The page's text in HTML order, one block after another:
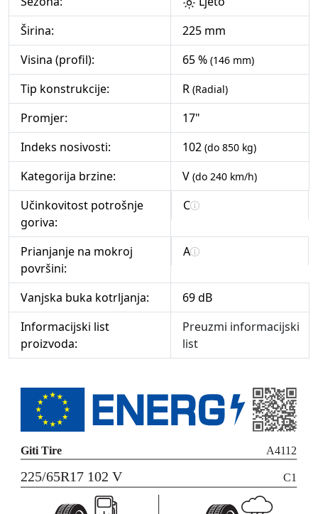
Širina:
225 mm
Visina (profil):
65 % (146 mm)
Tip konstrukcije: R (Radial)
Promjer:
17"
Indeks nosivosti:
102 (do 850 kg)
Kategorija brzine: V (do 240 km/h)
Učinkovitost potrošnje
goriva:
C
Prianjanje na mokroj
površini:
A
Vanjska buka kotrljanja:
69 dB
Informacijski list
proizvoda:
Preuzmi informacijski
list